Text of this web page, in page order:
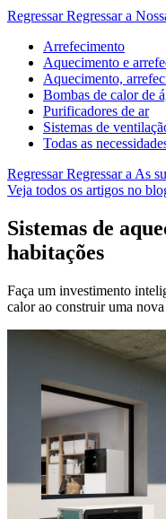
Regressar Regressar a
Arrefecimento
Aquecimento e
Aquecimento,
Bombas de calor de
Purificadores de ar
Sistemas de
Todas as
Regressar Regressar a As
Veja todos os artigos no
Sistemas de
habitações
Faça um investimento
calor ao construir uma